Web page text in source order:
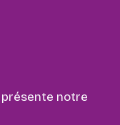
présente notre